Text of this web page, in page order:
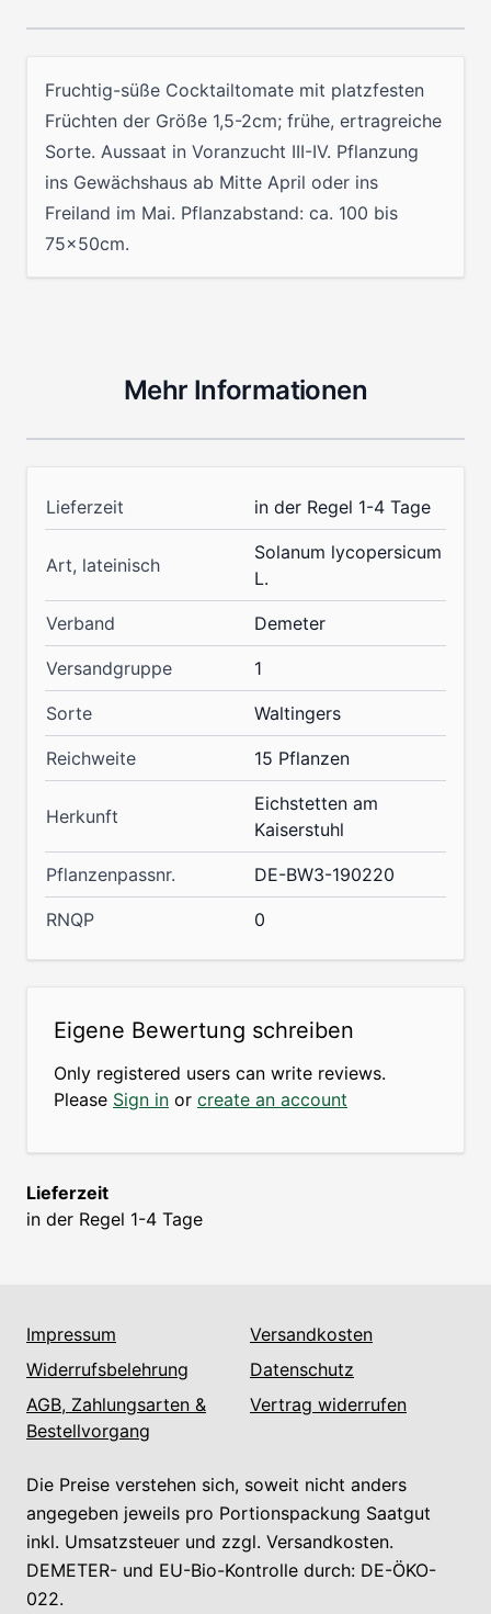
Fruchtig-süße Cocktailtomate mit platzfesten
Früchten der Größe 1,5-2cm; frühe, ertragreiche
Sorte. Aussaat in Voranzucht III-IV. Pflanzung
ins Gewächshaus ab Mitte April oder ins
Freiland im Mai. Pflanzabstand: ca. 100 bis
75x50cm.
Mehr Informationen
Lieferzeit in der Regel 1-4 Tage
Art, lateinisch
Solanum lycopersicum
L.
Verband Demeter
Versandgruppe 1
Sorte Waltingers
Reichweite 15 Pflanzen
Herkunft
Eichstetten am
Kaiserstuhl
Pflanzenpassnr. DE-BW3-190220
RNQP 0
Eigene Bewertung schreiben
Only registered users can write reviews.
Please Sign in or create an account
Lieferzeit
in der Regel 1-4 Tage
Impressum
Versandkosten
Widerrufsbelehrung
Datenschutz
AGB, Zahlungsarten &
Bestellvorgang
Vertrag widerrufen
Die Preise verstehen sich, soweit nicht anders
angegeben jeweils pro Portionspackung Saatgut
inkl. Umsatzsteuer und zzgl. Versandkosten.
DEMETER- und EU-Bio-Kontrolle durch: DE-ÖKO-
022.